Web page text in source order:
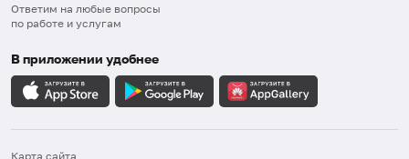
Ответим на любые вопросы
по работе и услугам
В приложении удобнее
Карта сайта